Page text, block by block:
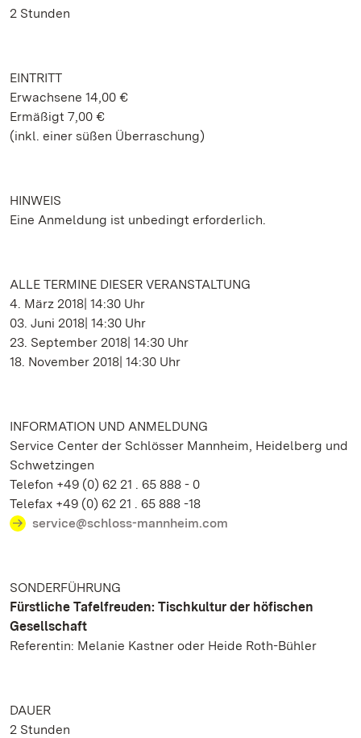
2 Stunden
EINTRITT
Erwachsene 14,00 €
Ermäßigt 7,00 €
(inkl. einer süßen Überraschung)
HINWEIS
Eine Anmeldung ist unbedingt erforderlich.
ALLE TERMINE DIESER VERANSTALTUNG
4. März 2018| 14:30 Uhr
03. Juni 2018| 14:30 Uhr
23. September 2018| 14:30 Uhr
18. November 2018| 14:30 Uhr
INFORMATION UND ANMELDUNG
Service Center der Schlösser Mannheim, Heidelberg und
Schwetzingen
Telefon +49 (0) 62 21 . 65 888 - 0
Telefax +49 (0) 62 21 . 65 888 -18
service@schloss-mannheim.com
SONDERFÜHRUNG
Fürstliche Tafelfreuden: Tischkultur der höfischen
Gesellschaft
Referentin: Melanie Kastner oder Heide Roth-Bühler
DAUER
2 Stunden